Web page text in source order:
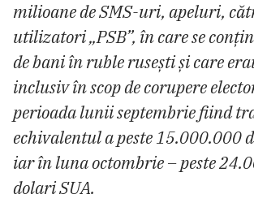
milioane de SMS-uri, apeluri,
utilizatori „PSB”, în care se
de bani în ruble rusești și care
inclusiv în scop de corupere
perioada lunii septembrie fiind
echivalentul a peste 15.000.000
iar în luna octombrie – peste
dolari SUA.